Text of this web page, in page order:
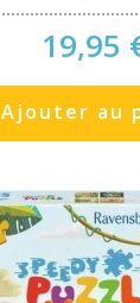
19,95
Ajouter au